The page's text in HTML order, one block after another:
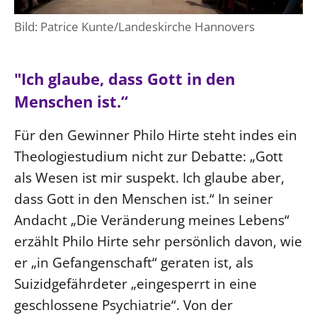
Bild: Patrice Kunte/Landeskirche Hannovers
"Ich glaube, dass Gott in den
Menschen ist.“
Für den Gewinner Philo Hirte steht indes ein
Theologiestudium nicht zur Debatte: „Gott
als Wesen ist mir suspekt. Ich glaube aber,
dass Gott in den Menschen ist.“ In seiner
Andacht „Die Veränderung meines Lebens“
erzählt Philo Hirte sehr persönlich davon, wie
er „in Gefangenschaft“ geraten ist, als
Suizidgefährdeter „eingesperrt in eine
geschlossene Psychiatrie“. Von der